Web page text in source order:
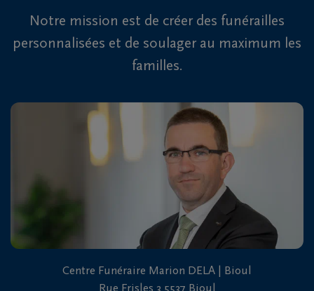
Notre mission est de créer des funérailles
personnalisées et de soulager au maximum les
familles.
Centre Funéraire Marion DELA | Bioul